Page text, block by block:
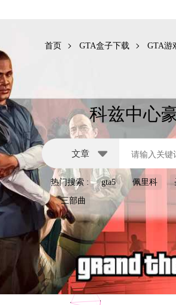
本站为
首页 GTA盒子下载 GTA游
科兹中心
文章
热门搜索 : gta5 佩里科
三部曲